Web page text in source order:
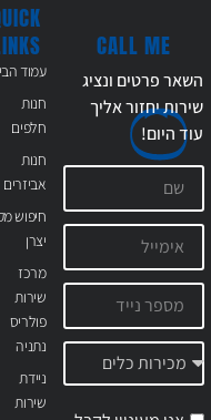
עמוד
חנות
חלפים
חנות
אביזרים
חיפוש
יצרן
מרכז
שירות
פולריס
נתניה
ניידת
שירות
CALL ME
השאר פרטים ונציג
שירות יחזור אליך
עודהיום!